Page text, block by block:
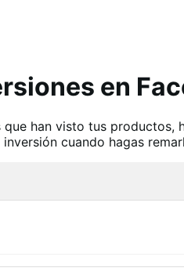
en
han visto tus
cuando hagas